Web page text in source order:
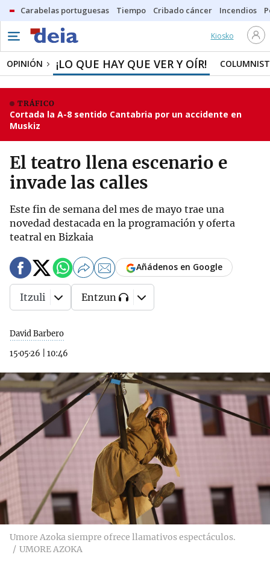
Carabelas portuguesas Tiempo Cribado cáncer Incendios
Kiosko
OPINIÓN ¡LO QUE HAY QUE VER Y OÍR!
TRÁFICO
Cortada la A-8 sentido Cantabria por un accidente en
Muskiz
El teatro llena escenario e
invade las calles
Este fin de semana del mes de mayo trae una
novedad destacada en la programación y oferta
teatral en Bizkaia
David Barbero
15·05·26
10:46
Añádenos en Google
Itzuli Entzun
Umore Azoka siempre ofrece llamativos espectáculos.
UMORE AZOKA